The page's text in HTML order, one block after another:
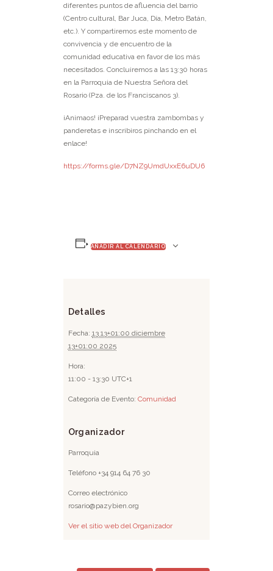
diferentes puntos de afluencia del barrio
(Centro cultural, Bar Juca, Día, Metro Batán,
etc.). Y compartiremos este momento de
convivencia y de encuentro de la
comunidad educativa en favor de los más
necesitados. Concluiremos a las 13:30 horas
en la Parroquia de Nuestra Señora del
Rosario (Pza. de los Franciscanos 3).
¡Animaos! ¡Preparad vuestra zambombas y
panderetas e inscribiros pinchando en el
enlace!
https://forms.gle/D7NZ9UmdUxxE6uDU6
AÑADIR AL CALENDARIO
Detalles
Fecha: 13 13+01:00 diciembre
13+01:00 2025
Hora:
11:00 - 13:30 UTC+1
Categoría de Evento: Comunidad
Organizador
Parroquia
Teléfono +34 914 64 76 30
Correo electrónico
rosario@pazybien.org
Ver el sitio web del Organizador